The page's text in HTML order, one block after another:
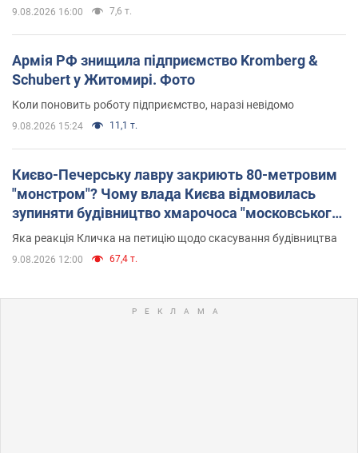
9.08.2026 16:00 7,6 т.
Армія РФ знищила підприємство Kromberg &
Schubert у Житомирі. Фото
Коли поновить роботу підприємство, наразі невідомо
9.08.2026 15:24 11,1 т.
Києво-Печерську лавру закриють 80-метровим
"монстром"? Чому влада Києва відмовилась
зупиняти будівництво хмарочоса "московського
вірянина"
Яка реакція Кличка на петицію щодо скасування будівництва
9.08.2026 12:00 67,4 т.